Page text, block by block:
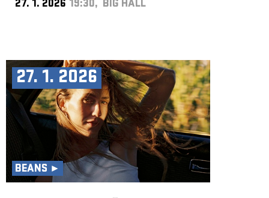
27. 1. 2026 19:30, BIG HALL
27. 1. 2026
BEANS ►